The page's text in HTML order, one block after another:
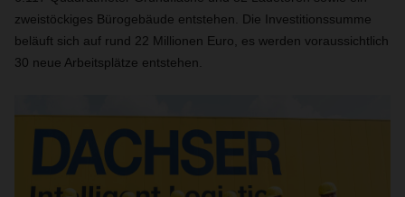
zweistöckiges Bürogebäude entstehen. Die Investitionssumme
beläuft sich auf rund 22 Millionen Euro, es werden voraussichtlich
30 neue Arbeitsplätze entstehen.